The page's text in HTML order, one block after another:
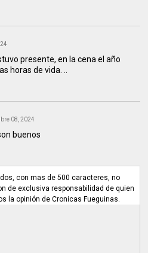
presente, en la cena el año
horas de vida. ..
08, 2024
buenos
con mas de 500 caracteres, no
de exclusiva responsabilidad de quien
la opinión de Cronicas Fueguinas.